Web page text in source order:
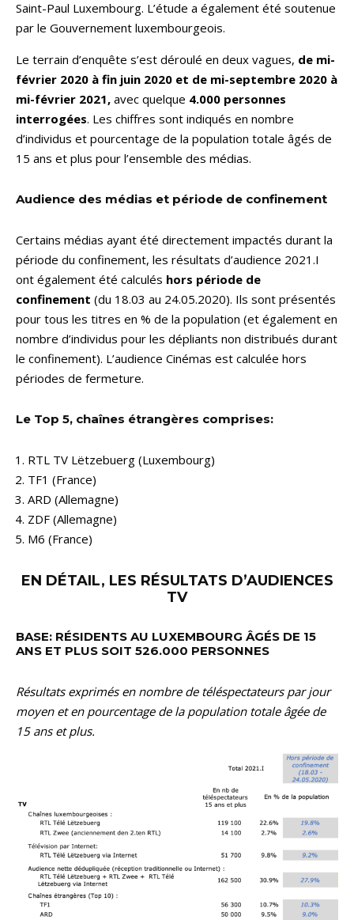
Saint-Paul Luxembourg. L’étude a également été soutenue
par le Gouvernement luxembourgeois.
Le terrain d’enquête s’est déroulé en deux vagues, de mi-
février 2020 à fin juin 2020 et de mi-septembre 2020 à
mi-février 2021, avec quelque 4.000 personnes
interrogées. Les chiffres sont indiqués en nombre
d’individus et pourcentage de la population totale âgés de
15 ans et plus pour l’ensemble des médias.
Audience des médias et période de confinement
Certains médias ayant été directement impactés durant la
période du confinement, les résultats d’audience 2021.I
ont également été calculés hors période de
confinement (du 18.03 au 24.05.2020). Ils sont présentés
pour tous les titres en % de la population (et également en
nombre d’individus pour les dépliants non distribués durant
le confinement). L’audience Cinémas est calculée hors
périodes de fermeture.
Le Top 5, chaînes étrangères comprises:
RTL TV Lëtzebuerg (Luxembourg)
TF1 (France)
ARD (Allemagne)
ZDF (Allemagne)
M6 (France)
EN DÉTAIL, LES RÉSULTATS D’AUDIENCES
TV
BASE: RÉSIDENTS AU LUXEMBOURG ÂGÉS DE 15
ANS ET PLUS SOIT 526.000 PERSONNES
Résultats exprimés en nombre de téléspectateurs par jour
moyen et en pourcentage de la population totale âgée de
15 ans et plus.